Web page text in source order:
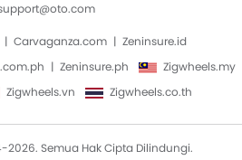
Carvaganza.com
Zeninsure.id
Zeninsure.ph
Zigwheels.my
Zigwheels.vn Zigwheels.co.th
2026. Semua Hak Cipta Dilindungi.